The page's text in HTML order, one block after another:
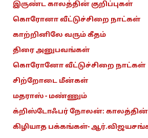
இருண்ட காலத்தின் குறிப்புகள்
கொரோனா வீட்டுச்சிறை நாட்கள்
காற்றினிலே வரும் கீதம்
திரை அனுபவங்கள்
கொரோனோ வீட்டுச்சிறை நாட்கள்
சிற்றோடை மீன்கள்
மதராஸ் - மண்ணும்
க்றிஸ்டோஃபர் நோலன்:
கிழியாத பக்கங்கள்-